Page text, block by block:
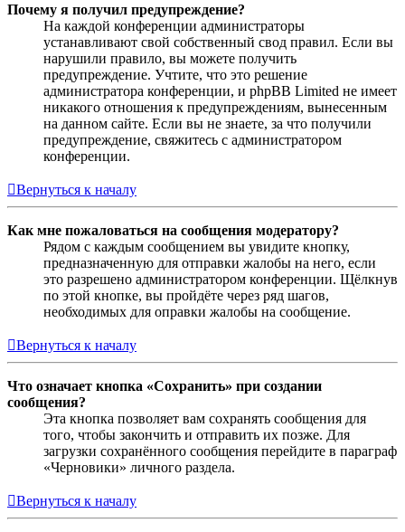
Почему я получил предупреждение?
На каждой конференции администраторы
устанавливают свой собственный свод правил. Если вы
нарушили правило, вы можете получить
предупреждение. Учтите, что это решение
администратора конференции, и phpBB Limited не имеет
никакого отношения к предупреждениям, вынесенным
на данном сайте. Если вы не знаете, за что получили
предупреждение, свяжитесь с администратором
конференции.
Вернуться к началу
Как мне пожаловаться на сообщения модератору?
Рядом с каждым сообщением вы увидите кнопку,
предназначенную для отправки жалобы на него, если
это разрешено администратором конференции. Щёлкнув
по этой кнопке, вы пройдёте через ряд шагов,
необходимых для оправки жалобы на сообщение.
Вернуться к началу
Что означает кнопка «Сохранить» при создании
сообщения?
Эта кнопка позволяет вам сохранять сообщения для
того, чтобы закончить и отправить их позже. Для
загрузки сохранённого сообщения перейдите в параграф
«Черновики» личного раздела.
Вернуться к началу